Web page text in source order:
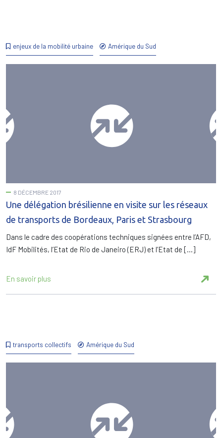
enjeux de la mobilité urbaine Amérique du Sud
8 DÉCEMBRE 2017
Une délégation brésilienne en visite sur les réseaux
de transports de Bordeaux, Paris et Strasbourg
Dans le cadre des coopérations techniques signées entre l’AFD,
IdF Mobilités, l’Etat de Rio de Janeiro (ERJ) et l’Etat de […]
En savoir plus
transports collectifs Amérique du Sud